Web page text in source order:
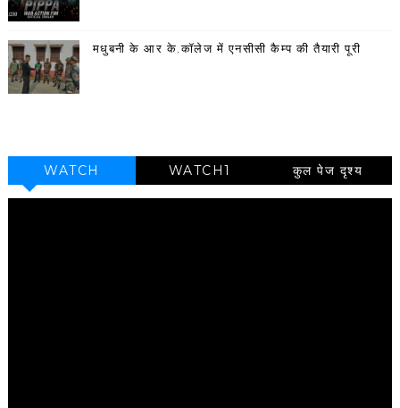
मधुबनी के आर के.कॉलेज में एनसीसी कैम्प की तैयारी पूरी
WATCH WATCH1 कुल पेज दृश्य